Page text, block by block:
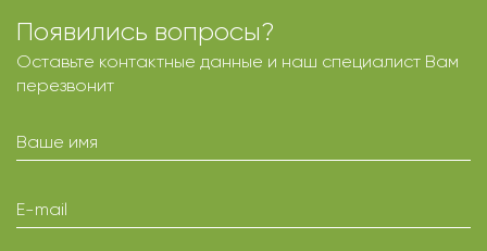
Появились вопросы?
Оставьте контактные данные и наш специалист Вам
перезвонит
Ваше имя
E-mail